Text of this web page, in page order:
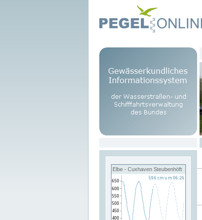
Elbe - Cuxhaven Steubenhöft